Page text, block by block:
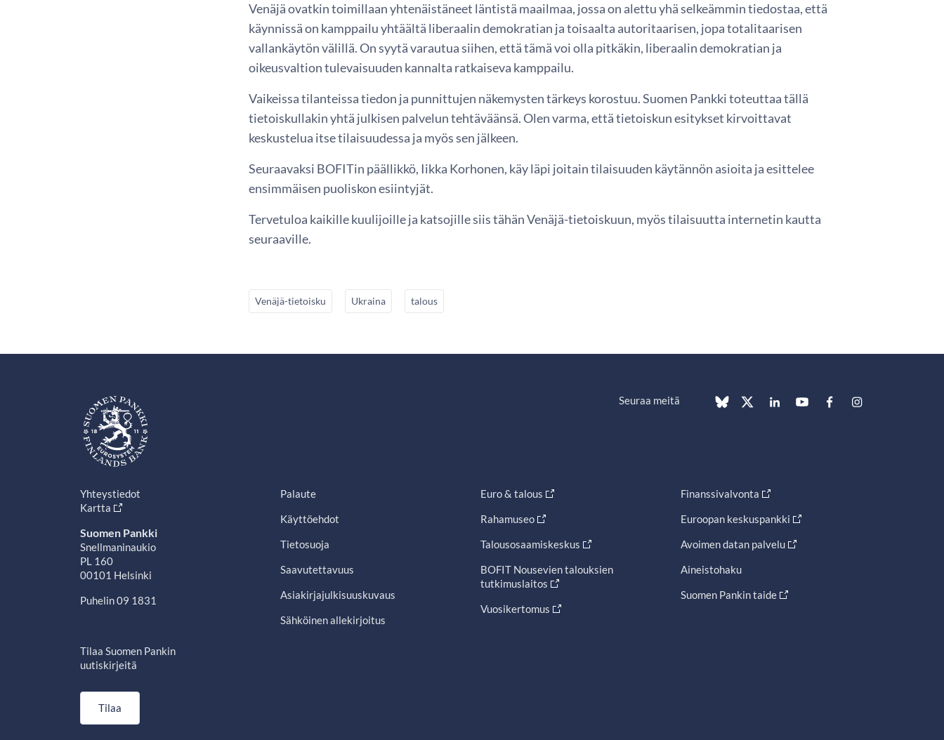
Venäjä ovatkin toimillaan yhtenäistäneet läntistä maailmaa, jossa on alettu yhä selkeämmin tiedostaa, että
käynnissä on kamppailu yhtäältä liberaalin demokratian ja toisaalta autoritaarisen, jopa totalitaarisen
vallankäytön välillä. On syytä varautua siihen, että tämä voi olla pitkäkin, liberaalin demokratian ja
oikeusvaltion tulevaisuuden kannalta ratkaiseva kamppailu.
Vaikeissa tilanteissa tiedon ja punnittujen näkemysten tärkeys korostuu. Suomen Pankki toteuttaa tällä
tietoiskullakin yhtä julkisen palvelun tehtäväänsä. Olen varma, että tietoiskun esitykset kirvoittavat
keskustelua itse tilaisuudessa ja myös sen jälkeen.
Seuraavaksi BOFITin päällikkö, Iikka Korhonen, käy läpi joitain tilaisuuden käytännön asioita ja esittelee
ensimmäisen puoliskon esiintyjät.
Tervetuloa kaikille kuulijoille ja katsojille siis tähän Venäjä-tietoiskuun, myös tilaisuutta internetin kautta
seuraaville.
Venäjä-tietoisku Ukraina talous
Seuraa meitä
Yhteystiedot
Kartta
Suomen Pankki
Snellmaninaukio
PL 160
00101 Helsinki
Puhelin 09 1831
Tilaa Suomen Pankin
uutiskirjeitä
Tilaa
Palaute
Käyttöehdot
Tietosuoja
Saavutettavuus
Asiakirjajulkisuuskuvaus
Sähköinen allekirjoitus
Euro & talous
Rahamuseo
Talousosaamiskeskus
BOFIT Nousevien talouksien
tutkimuslaitos
Vuosikertomus
Finanssivalvonta
Euroopan keskuspankki
Avoimen datan palvelu
Aineistohaku
Suomen Pankin taide